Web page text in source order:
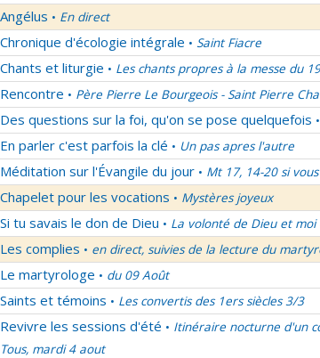
Angélus • En direct
Chronique d'écologie intégrale • Saint Fiacre
Chants et liturgie • Les chants propres à la messe du
Rencontre • Père Pierre Le Bourgeois - Saint Pierre
Des questions sur la foi, qu'on se pose quelquefois •
En parler c'est parfois la clé • Un pas apres l'autre
Méditation sur l'Évangile du jour • Mt 17, 14-20 si
Chapelet pour les vocations • Mystères joyeux
Si tu savais le don de Dieu • La volonté de Dieu et
Les complies • en direct, suivies de la lecture du
Le martyrologe • du 09 Août
Saints et témoins • Les convertis des 1ers siècles 3/3
Revivre les sessions d'été • Itinéraire nocturne d'un
Tous, mardi 4 aout